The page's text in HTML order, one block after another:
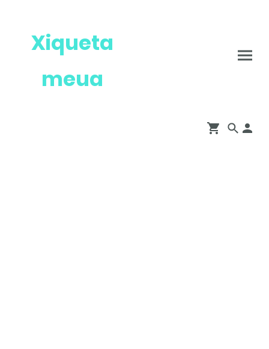
Xiqueta
meua